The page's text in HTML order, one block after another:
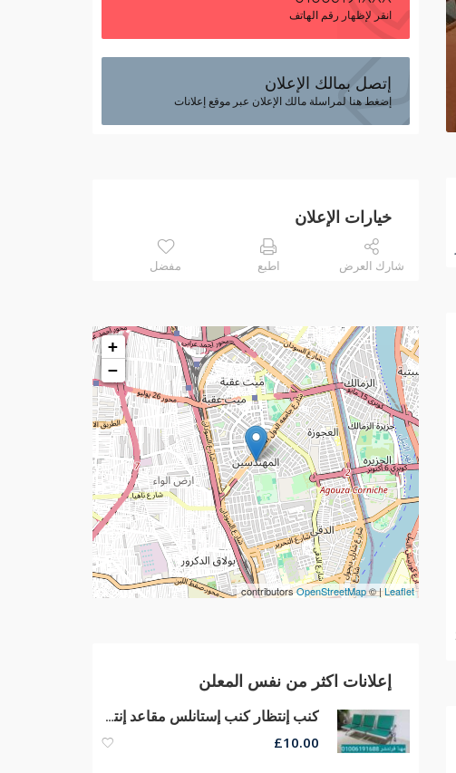
انقر لإظهار رقم الهاتف
إتصل بمالك الإعلان
إضغط هنا لمراسلة مالك الإعلان عبر موقع إعلانات
خيارات الإعلان
شارك العرض اطبع مفضل
+
−
Leaflet
| ©
OpenStreetMap
contributors
إعلانات اكثر من نفس المعلن
كنب إنتظار كنب إستانلس مقاعد إنتظار كنب ريسبشن كراسى صوفا جلد
£10.00